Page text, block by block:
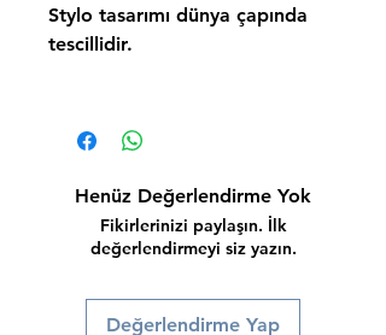
Stylo tasarımı dünya çapında
tescillidir.
Henüz Değerlendirme Yok
Fikirlerinizi paylaşın. İlk
değerlendirmeyi siz yazın.
Değerlendirme Yap